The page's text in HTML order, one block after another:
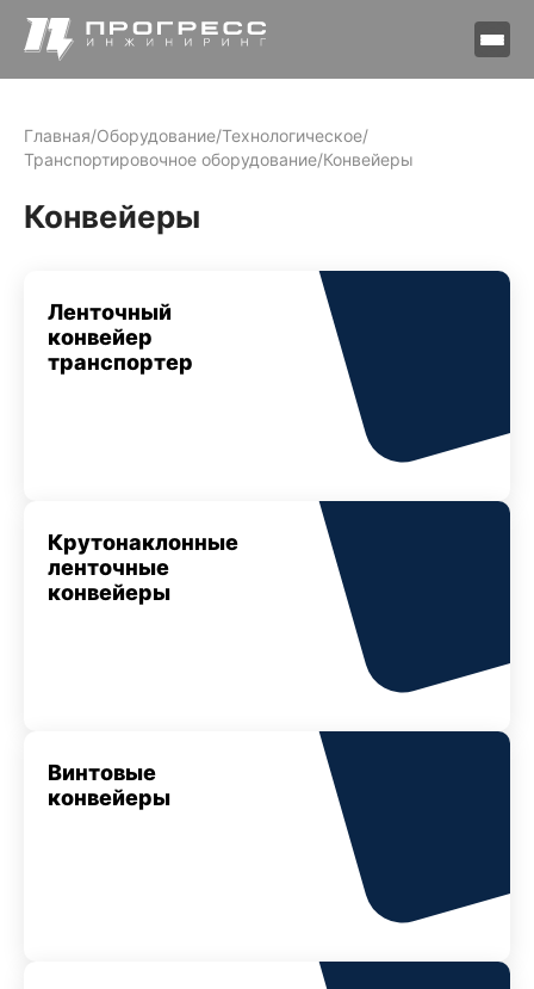
Главная/Оборудование/Технологическое/
Транспортировочное оборудование/Конвейеры
Конвейеры
Ленточный
конвейер
транспортер
Крутонаклонные
ленточные
конвейеры
Винтовые
конвейеры